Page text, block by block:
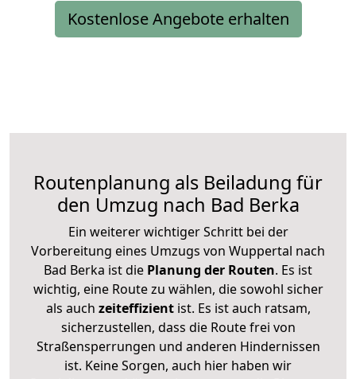
Kostenlose Angebote erhalten
Routenplanung als Beiladung für
den Umzug nach Bad Berka
Ein weiterer wichtiger Schritt bei der
Vorbereitung eines Umzugs von Wuppertal nach
Bad Berka ist die Planung der Routen. Es ist
wichtig, eine Route zu wählen, die sowohl sicher
als auch zeiteffizientist. Es ist auch ratsam,
sicherzustellen, dass die Route frei von
Straßensperrungen und anderen Hindernissen
ist. Keine Sorgen, auch hier haben wir